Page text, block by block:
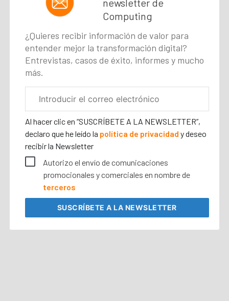
newsletter de
Computing
¿Quieres recibir información de valor para
entender mejor la transformación digital?
Entrevistas, casos de éxito, informes y mucho
más.
electrónico
corporativo
Al hacer clic en “SUSCRÍBETE A LA NEWSLETTER”,
declaro que he leído la política de privacidady deseo
recibir la Newsletter
Autorizo el envío de comunicaciones
promocionales y comerciales en nombre de
terceros
SUSCRÍBETEA LA NEWSLETTER